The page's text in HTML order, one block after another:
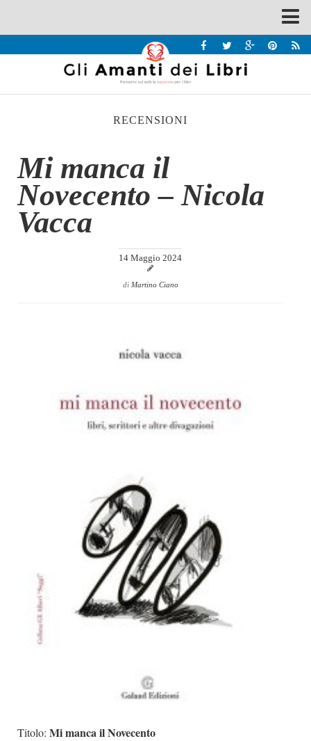
Recensioni
Interviste & Incontri
Chi siamo
Contatti
Eventi
Autori
Giallo Stresa
Premio Chiara
Tabù Festival 2014
Salone di Torino
Marketing
RECENSIONI
Mi manca il
Novecento – Nicola
Vacca
14 Maggio 2024
di Martino Ciano
Titolo: Mi manca il Novecento